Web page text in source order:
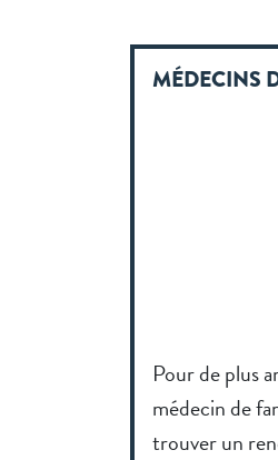
MÉDECINS
Pour de plus
médecin de
trouver un